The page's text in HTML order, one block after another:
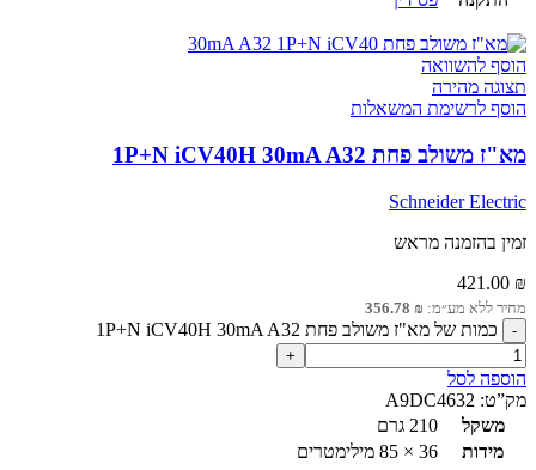
הוסף להשוואה
תצוגה מהירה
הוסף לרשימת המשאלות
מא"ז משולב פחת 1P+N iCV40H 30mA A32
Schneider Electric
זמין בהזמנה מראש
421.00 ₪
מחיר ללא מע״מ: 356.78 ₪
כמות של מא"ז משולב פחת 1P+N iCV40H 30mA A32
הוספה לסל
מק”ט: A9DC4632
משקל
210 גרם
מידות
36 × 85 מילימטרים